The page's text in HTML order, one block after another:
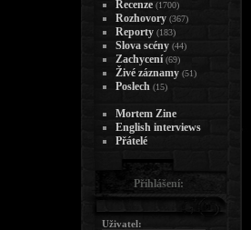
Recenze (1700)
Rozhovory (367)
Reporty (183)
Slova scény (44)
Zachycení (69)
Živé záznamy (51)
Poslech (15)
Mortem Zine
English interviews
Přátelé
Přihlášení:
Uživatel: